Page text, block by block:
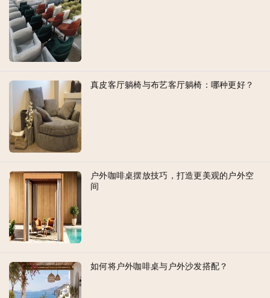
真皮客厅躺椅与布艺客厅躺椅：哪种更好？
户外咖啡桌摆放技巧，打造更美观的户外空
间
如何将户外咖啡桌与户外沙发搭配？